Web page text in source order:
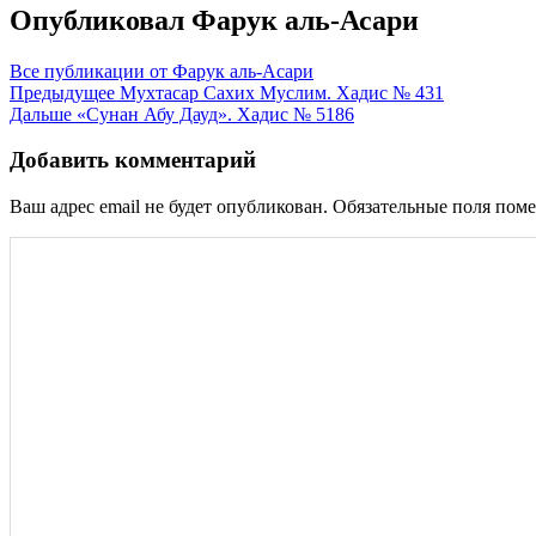
Опубликовал Фарук аль-Асари
Все публикации от Фарук аль-Асари
Навигация
по
записям
Предыдущее Мухтасар Сахих Муслим. Хадис № 431
Дальше «Сунан Абу Дауд». Хадис № 5186
Добавить комментарий
Ваш адрес email не будет опубликован. Обязательные поля